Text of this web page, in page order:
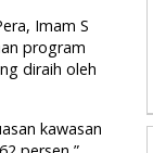
Imam S
program
diraih oleh
kawasan